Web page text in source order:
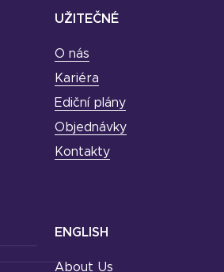
UŽITEČNÉ
O nás
Kariéra
Ediční plány
Objednávky
Kontakty
ENGLISH
About Us